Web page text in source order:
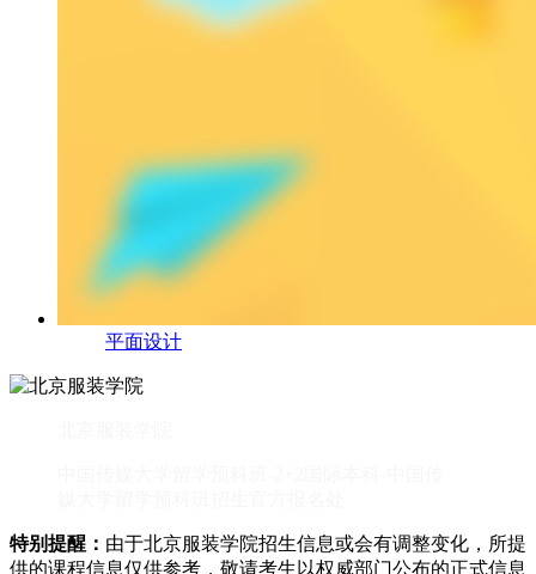
平面设计
特别提醒： 由于北京服装学院招生信息或会有调整变化，所提
供的课程信息仅供参考，敬请考生以权威部门公布的正式信息